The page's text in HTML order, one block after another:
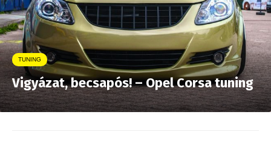
TUNING
Vigyázat, becsapós! – Opel Corsa tuning